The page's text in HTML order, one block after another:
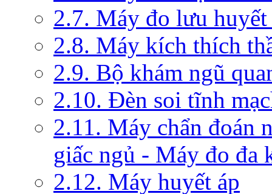
2.7. Máy đo lưu
2.8. Máy kích thích
2.9. Bộ khám ngũ
2.10. Đèn soi tĩnh
2.11. Máy chẩn đoán
giấc ngủ - Máy đo đa
2.12. Máy huyết áp